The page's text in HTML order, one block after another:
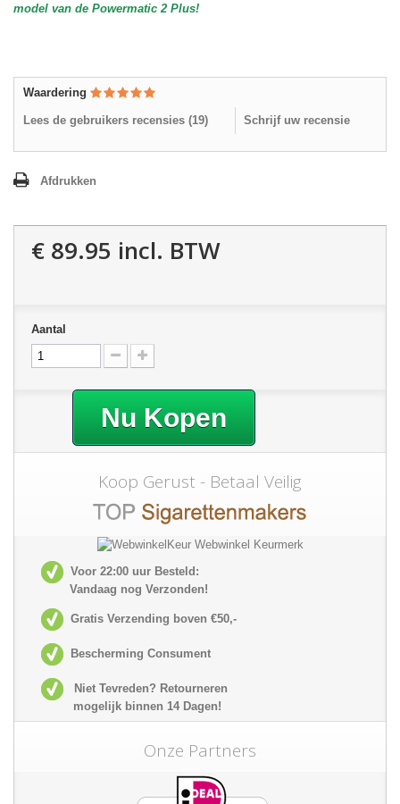
model van de Powermatic 2 Plus!
Waardering
Lees de gebruikers recensies (19) Schrijf uw recensie
Afdrukken
€ 89.95 incl. BTW
Aantal
Nu Kopen
Koop Gerust - Betaal Veilig
Voor 22:00 uur Besteld:
Vandaag nog Verzonden!
Gratis Verzending boven €50,-
Bescherming Consument
Niet Tevreden? Retourneren
mogelijk binnen 14 Dagen!
Onze Partners